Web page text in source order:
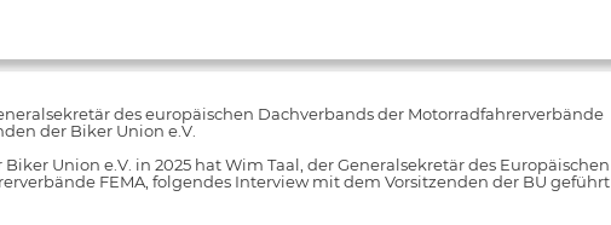
des europäischen Dachverbands der Motorradfahrerverbände
der Biker Union e.V.
Union e.V. in 2025 hat Wim Taal, der Generalsekretär des Europäischen
FEMA, folgendes Interview mit dem Vorsitzenden der BU geführt